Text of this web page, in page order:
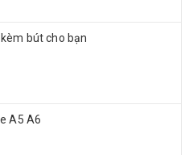
bút cho bạn
A5 A6